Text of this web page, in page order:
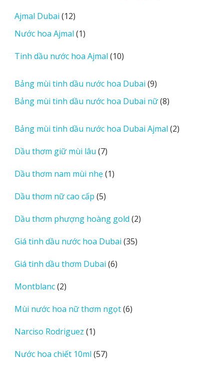
v
e
s
Ajmal Dubai 1212
sản
phẩm
Nước hoa Ajmal 11
phẩm
Tinh dầu nước hoa Ajmal 1010
phẩm
Bảng mùi tinh dầu nước hoa Dubai 99
sản
phẩm
Bảng mùi tinh dầu nước hoa Dubai nữ 88
phẩm
Bảng mùi tinh dầu nước hoa Dubai Ajmal 22
Dầu thơm giữ mùi lâu 77
phẩm
Dầu thơm nam mùi nhẹ 11
Dầu thơm nữ cao cấp 55
phẩm
Dầu thơm phượng hoàng gold 22
Giá tinh dầu nước hoa Dubai 3535
Giá tinh dầu thơm Dubai 66
Montblanc 22
phẩm
Mùi nước hoa nữ thơm ngọt 66
Narciso Rodriguez 11
phẩm
Nước hoa chiết 10ml 5757